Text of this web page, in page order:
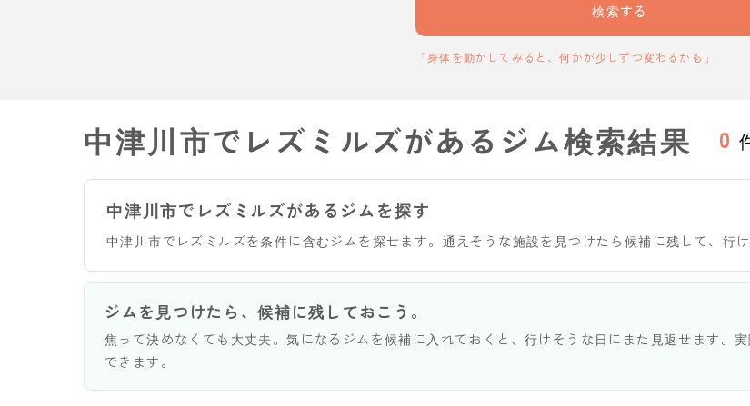
検索する
「身体を動かしてみると、何かが少しずつ変わるかも」
中津川市でレズミルズがあるジム検索結果 0
中津川市でレズミルズがあるジムを探す
中津川市でレズミルズを条件に含むジムを探せます。通えそうな施設を見つけたら候補に残して、行
ジムを見つけたら、候補に残しておこう。
焦って決めなくても大丈夫。気になるジムを候補に入れておくと、行けそうな日にまた見返せます。
できます。